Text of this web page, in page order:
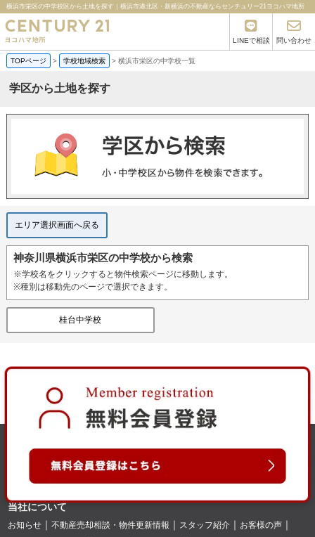
横浜市栄区の中学校区から土地を探す｜横浜市港北区・新横浜の不動産ならセンチュリー21ヨコハマ地所
LINEで相談 問い合わせ
TOPページ > 学校地域検索 > 横浜市栄区の中学校一覧
学区から土地を探す
エリア選択画面へ戻る
神奈川県横浜市栄区の中学校から検索
※学校名をクリックすると物件検索ページに移動します。
※種別は移動先のページで選択できます。
桂台中学校
当社について
お知らせ 不動産売却相談・物件更新情報 スタッフ紹介
お客様の声